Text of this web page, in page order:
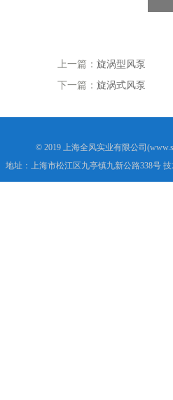
上一篇： 旋涡型风泵
下一篇： 旋涡式风泵
© 2019 上海全风实业有限公司
地址：上海市松江区九亭镇九新公路338号